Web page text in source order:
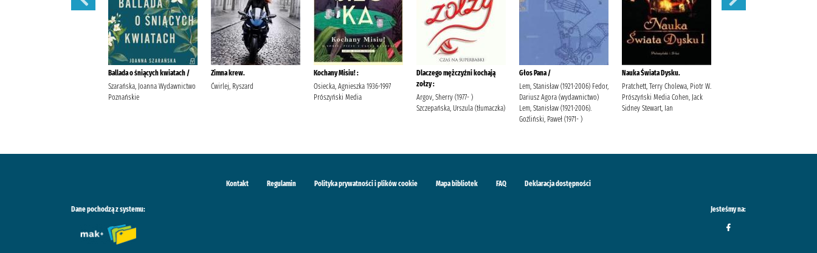
Ballada o śniących kwiatach /
Szarańska, Joanna Wydawnictwo
Poznańskie
Zimna krew.
Ćwirlej, Ryszard
Kochany Misiu! :
Osiecka, Agnieszka 1936-1997
Prószyński Media
Dlaczego mężczyźni kochają
zołzy :
Argov, Sherry (1977- )
Szczepańska, Urszula (tłumaczka)
Głos Pana /
Lem, Stanisław (1921-2006) Fedor,
Dariusz Agora (wydawnictwo)
Lem, Stanisław (1921-2006).
Goźliński, Paweł (1971- )
Nauka Świata Dysku.
Pratchett, Terry Cholewa, Piotr W.
Prószyński Media Cohen, Jack
Sidney Stewart, Ian
Kontakt Regulamin Polityka prywatności i plików cookie Mapa bibliotek FAQ Deklaracja dostępności
Dane pochodzą z systemu: Jesteśmy na: